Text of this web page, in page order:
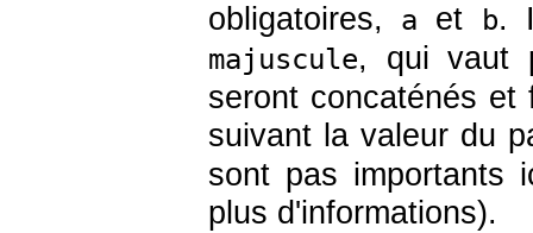
obligatoires, a et b.
majuscule, qui vaut
seront concaténés
suivant la valeur du
sont pas importants
plus d'informations).